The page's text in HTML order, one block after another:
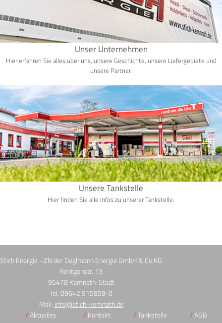
Unser Unternehmen
Hier erfahren Sie alles über uns, unsere Geschichte, unsere Liefergebiete und
unsere Partner.
Unsere Tankstelle
Hier finden Sie alle Infos zu unserer Tankstelle.
Stich Energie –ZN der Deglmann Energie GmbH & Co.KG
Röntgenstr. 13
95478 Kemnath-Stadt
Tel: 09642 915859-0
Mail: info@stich-kemnath.de
Aktuelles
Kontakt
Tankstelle
AGB